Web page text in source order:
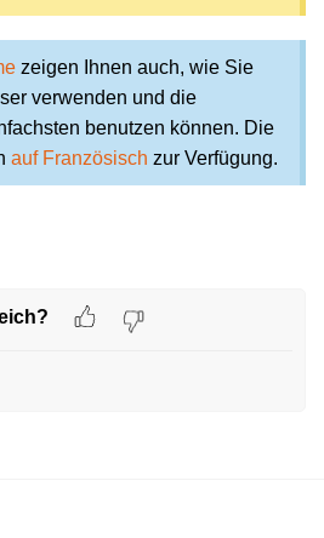
zeigen Ihnen auch, wie Sie
verwenden und die
benutzen können. Die
auf Französisch zur Verfügung.